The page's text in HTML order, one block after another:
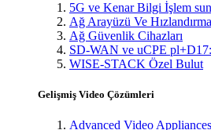
5G ve Kenar Bilgi İşlem
Ağ Arayüzü Ve
Ağ Güvenlik Cihazları
SD-WAN ve uCPE
WISE-STACK Özel Bulut
Gelişmiş Video Çözümleri
Advanced Video Appliances